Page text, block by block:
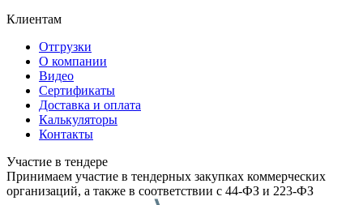
Клиентам
Отгрузки
О компании
Видео
Сертификаты
Доставка и оплата
Калькуляторы
Контакты
Участие в тендере
Принимаем участие в тендерных закупках коммерческих
организаций, а также в соответствии с 44-ФЗ и 223-ФЗ